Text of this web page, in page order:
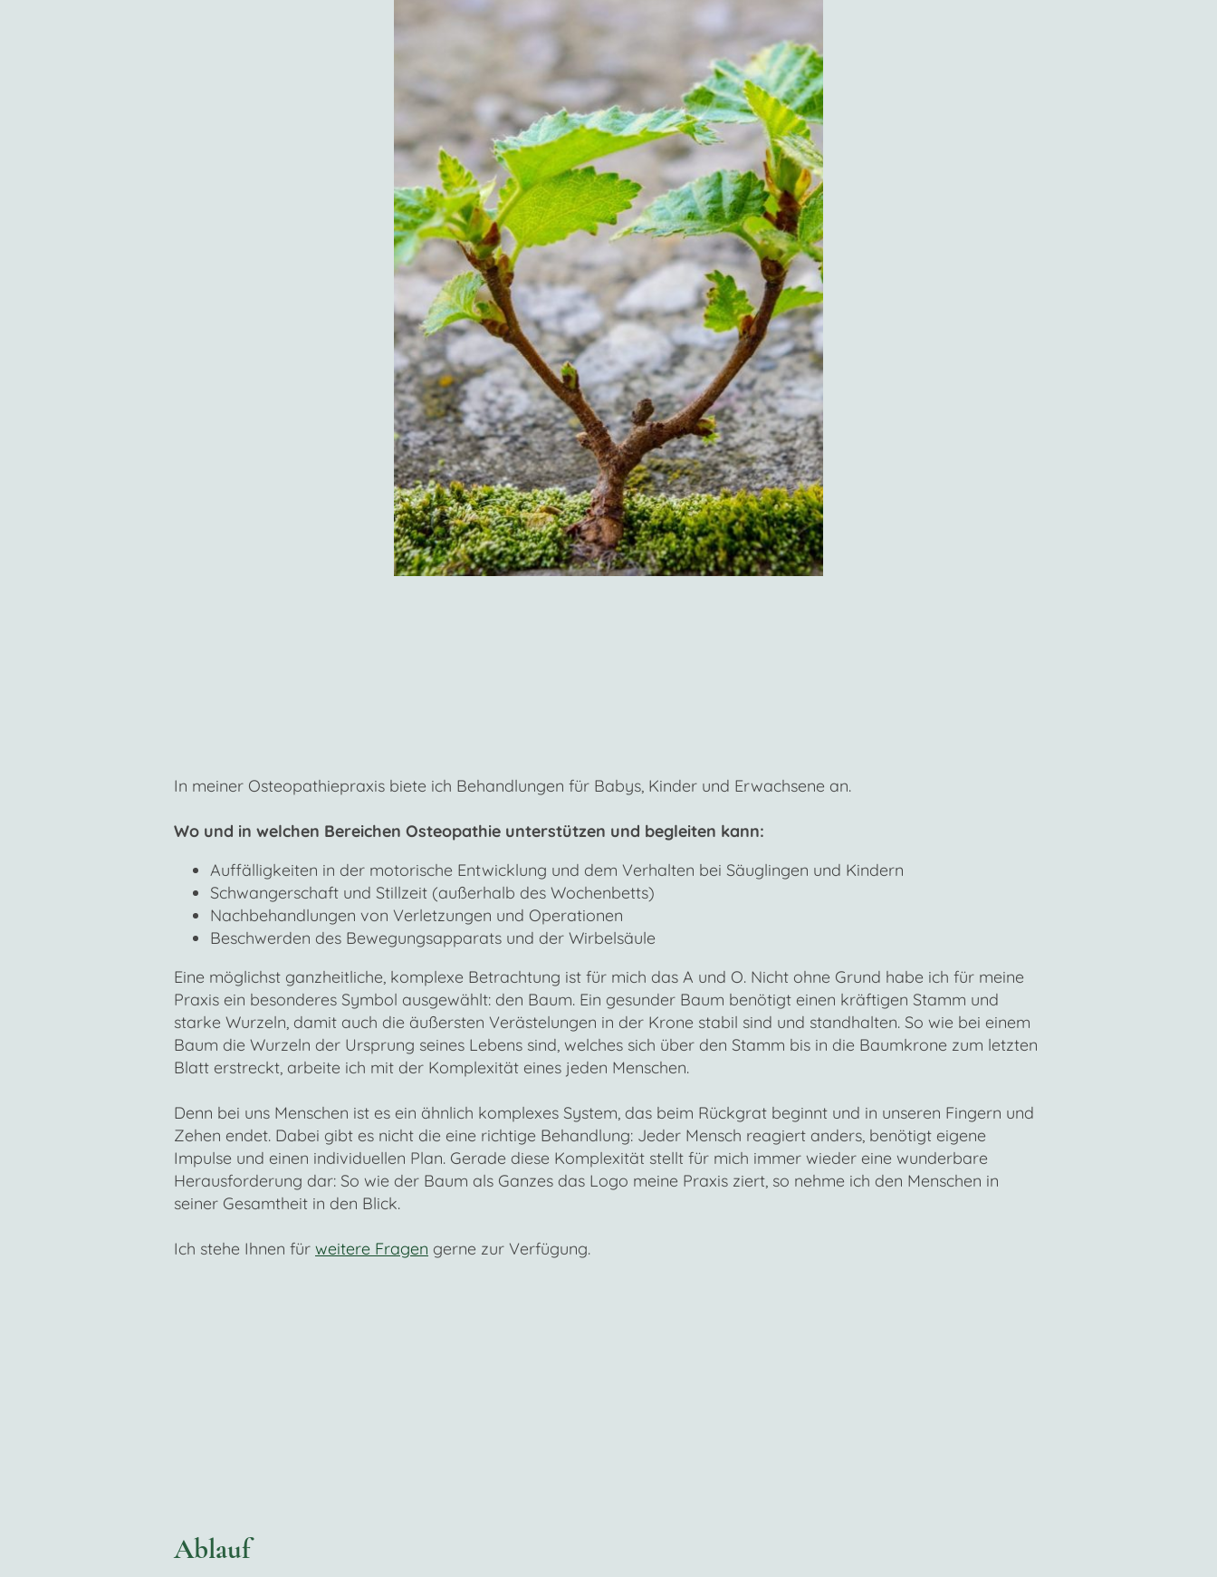
In meiner Osteopathiepraxis biete ich Behandlungen für Babys, Kinder und Erwachsene an.
Wo und in welchen Bereichen Osteopathie unterstützen und begleiten kann:
Auffälligkeiten in der motorische Entwicklung und dem Verhalten bei Säuglingen und Kindern
Schwangerschaft und Stillzeit (außerhalb des Wochenbetts)
Nachbehandlungen von Verletzungen und Operationen
Beschwerden des Bewegungsapparats und der Wirbelsäule
Eine möglichst ganzheitliche, komplexe Betrachtung ist für mich das A und O. Nicht ohne Grund habe ich für meine
Praxis ein besonderes Symbol ausgewählt: den Baum. Ein gesunder Baum benötigt einen kräftigen Stamm und
starke Wurzeln, damit auch die äußersten Verästelungen in der Krone stabil sind und standhalten. So wie bei einem
Baum die Wurzeln der Ursprung seines Lebens sind, welches sich über den Stamm bis in die Baumkrone zum letzten
Blatt erstreckt, arbeite ich mit der Komplexität eines jeden Menschen.
Denn bei uns Menschen ist es ein ähnlich komplexes System, das beim Rückgrat beginnt und in unseren Fingern und
Zehen endet. Dabei gibt es nicht die eine richtige Behandlung: Jeder Mensch reagiert anders, benötigt eigene
Impulse und einen individuellen Plan. Gerade diese Komplexität stellt für mich immer wieder eine wunderbare
Herausforderung dar: So wie der Baum als Ganzes das Logo meine Praxis ziert, so nehme ich den Menschen in
seiner Gesamtheit in den Blick.
Ich stehe Ihnen für weitere Fragen gerne zur Verfügung.
Ablauf